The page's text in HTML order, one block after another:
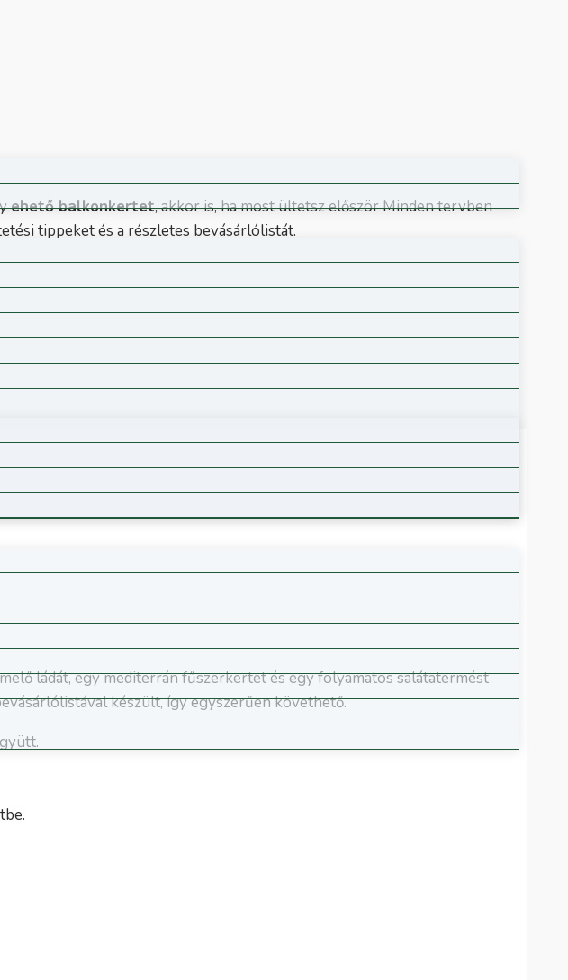
ehető balkonkertet, akkor is, ha most ültetsz először Minden tervben
tippeket és a részletes bevásárlólistát.
ládát, egy mediterrán fűszerkertet és egy folyamatos salátatermést
készült, így egyszerűen követhető.